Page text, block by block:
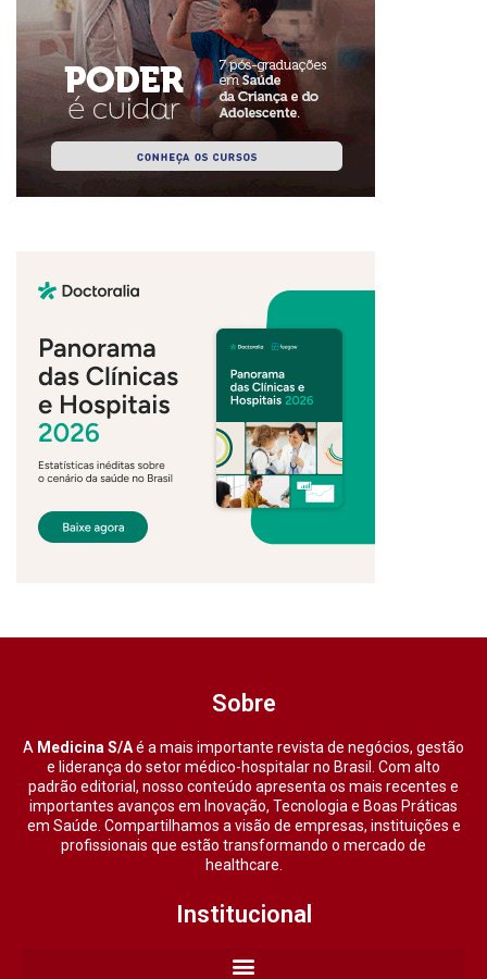
Sobre
A Medicina S/Aé a mais importante revista de negócios, gestão
e liderança do setor médico-hospitalar no Brasil. Com alto
padrão editorial, nosso conteúdo apresenta os mais recentes e
importantes avanços em Inovação, Tecnologia e Boas Práticas
em Saúde. Compartilhamos a visão de empresas, instituições e
profissionais que estão transformando o mercado de
healthcare.
Institucional